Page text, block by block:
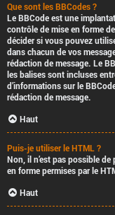
Que sont les BBCodes ?
Le BBCode est une
contrôle de mise en forme
décider si vous pouvez
dans chacun de vos
rédaction de message. Le
les balises sont incluses
d’informations sur le
rédaction de message.
Haut
Puis-je utiliser le HTML ?
Non, il n’est pas possible
en forme permises par le
Haut